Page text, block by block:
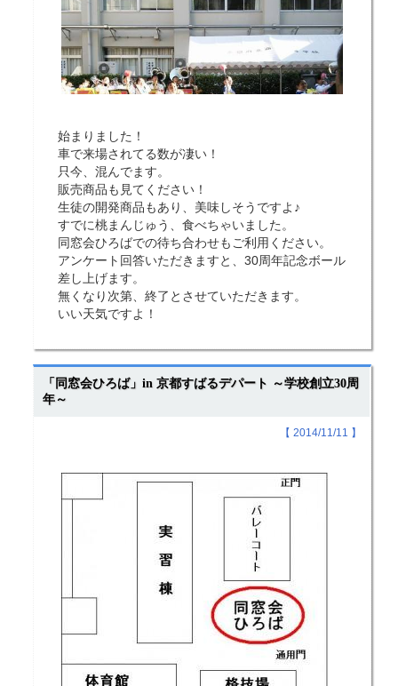
始まりました！
車で来場されてる数が凄い！
只今、混んでます。
販売商品も見てください！
生徒の開発商品もあり、美味しそうですよ♪
すでに桃まんじゅう、食べちゃいました。
同窓会ひろばでの待ち合わせもご利用ください。
アンケート回答いただきますと、30周年記念ボール
差し上げます。
無くなり次第、終了とさせていただきます。
いい天気ですよ！
「同窓会ひろば」in 京都すばるデパート ～学校創立30周
年～
【 2014/11/11 】